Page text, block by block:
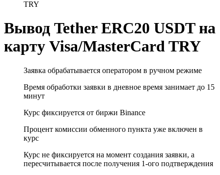
TRY
Вывод Tether ERC20 USDT на
карту Visa/MasterCard TRY
Заявка обрабатывается оператором в ручном режиме
Время обработки заявки в дневное время занимает до 15
минут
Курс фиксируется от биржи Binance
Процент комиссии обменного пункта уже включен в
курс
Курс не фиксируется на момент создания заявки, а
пересчитывается после получения 1-ого подтверждения